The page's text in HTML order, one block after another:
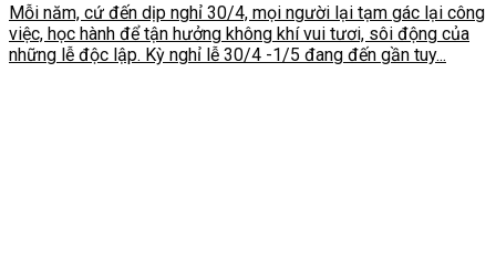
Mỗi năm, cứ đến dịp nghỉ 30/4, mọi người lại tạm gác lại công
việc, học hành để tận hưởng không khí vui tươi, sôi động của
những lễ độc lập. Kỳ nghỉ lễ 30/4 -1/5 đang đến gần tuy...